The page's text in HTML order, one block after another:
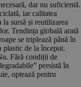
dar nu suficientă.
iar calitatea
sursă și reutilizarea
Tendința globală arată
se triplează până în
plastic de la început.
Fără condiții de
persistă în
optează pentru